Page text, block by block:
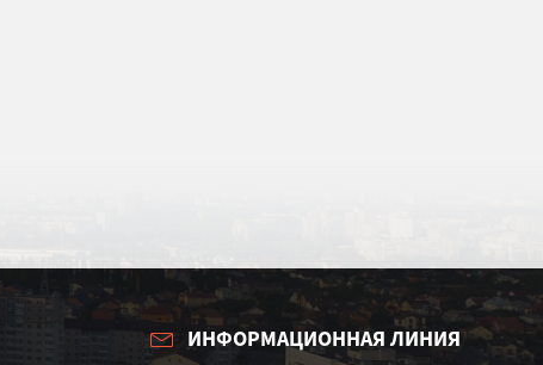
ИНФОРМАЦИОННАЯ ЛИНИЯ